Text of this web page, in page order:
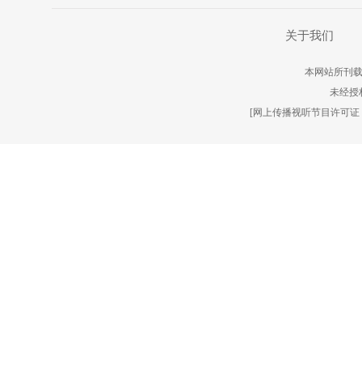
关于我们
本网站所刊
未经授
[网上传播视听节目许可